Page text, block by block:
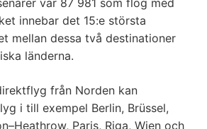
innebar det 15:e största
mellan dessa två destinationer
länderna.
från Norden kan
i till exempel Berlin, Brüssel,
Paris, Riga, Wien och